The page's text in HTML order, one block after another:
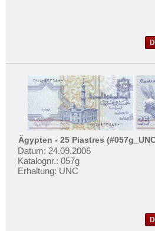
Ägypten - 25 Piastres
Datum: 24.09.2006
Katalognr.: 057g
Erhaltung: UNC